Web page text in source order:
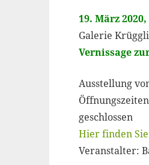
19. März
Galerie
Vernissage
Ausstellung
geschlossen
Hier finden
Veranstalter: